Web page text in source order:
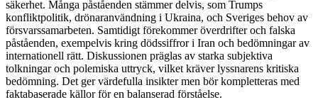
säkerhet. Många påståenden stämmer delvis, som Trumps
konfliktpolitik, drönaranvändning i Ukraina, och Sveriges behov av
försvarssamarbeten. Samtidigt förekommer överdrifter och falska
påståenden, exempelvis kring dödssiffror i Iran och bedömningar av
internationell rätt. Diskussionen präglas av starka subjektiva
tolkningar och polemiska uttryck, vilket kräver lyssnarens kritiska
bedömning. Det ger värdefulla insikter men bör kompletteras med
faktabaserade källor för en balanserad förståelse.